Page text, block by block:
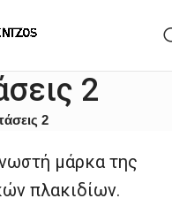
2
2
μάρκα της
πλακιδίων.